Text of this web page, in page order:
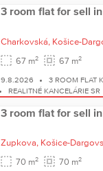
3 room flat for sell
Charkovská, Košice-
67 m2 67 m2
9.8.2026
3 ROOM FLAT
REALITNÉ KANCELÁRIE SR
3 room flat for sell
Zupkova, Košice-
70 m2 70 m2